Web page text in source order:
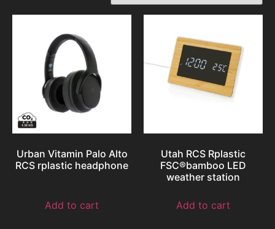
Urban Vitamin Palo Alto
RCS rplastic headphone
Add to cart
Utah RCS Rplastic
FSC®bamboo LED
weather station
Add to cart